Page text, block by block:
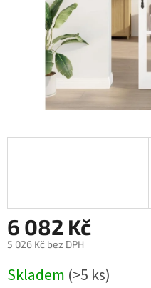
6 082 Kč
5 026 Kč bez DPH
cena:
Skladem (>5 ks)